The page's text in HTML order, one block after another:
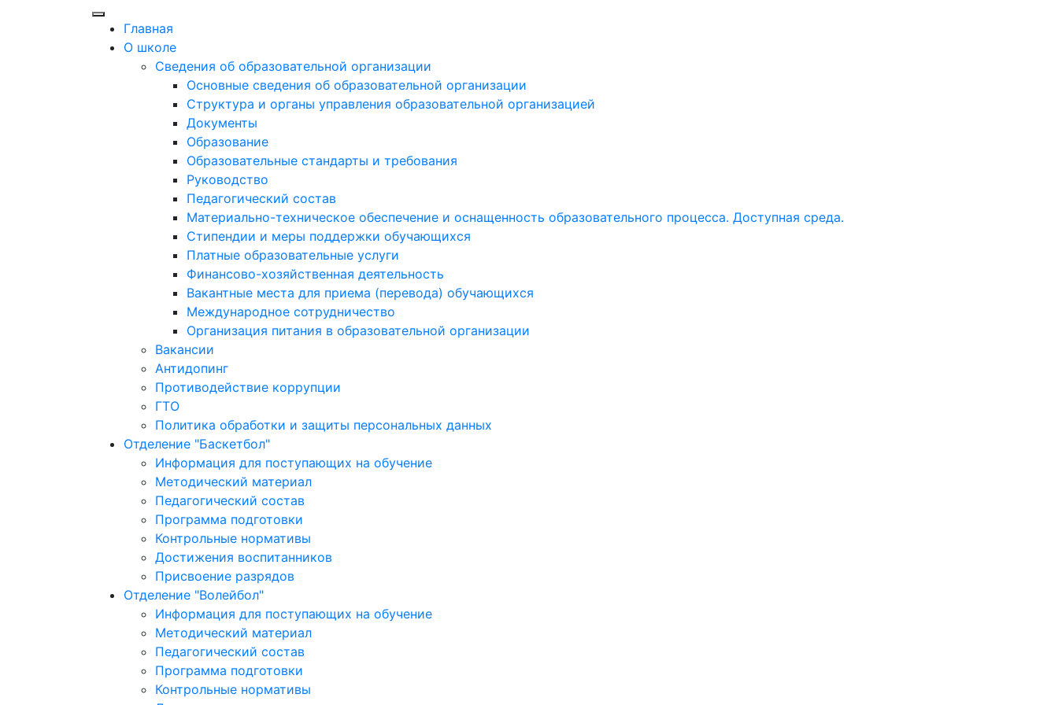
Главная
О школе
Сведения об образовательной организации
Основные сведения об образовательной организации
Структура и органы управления образовательной организацией
Документы
Образование
Образовательные стандарты и требования
Руководство
Педагогический состав
Материально-техническое обеспечение и оснащенность образовательного процесса. Доступная среда.
Стипендии и меры поддержки обучающихся
Платные образовательные услуги
Финансово-хозяйственная деятельность
Вакантные места для приема (перевода) обучающихся
Международное сотрудничество
Организация питания в образовательной организации
Вакансии
Антидопинг
Противодействие коррупции
ГТО
Политика обработки и защиты персональных данных
Отделение "Баскетбол"
Информация для поступающих на обучение
Методический материал
Педагогический состав
Программа подготовки
Контрольные нормативы
Достижения воспитанников
Присвоение разрядов
Отделение "Волейбол"
Информация для поступающих на обучение
Методический материал
Педагогический состав
Программа подготовки
Контрольные нормативы